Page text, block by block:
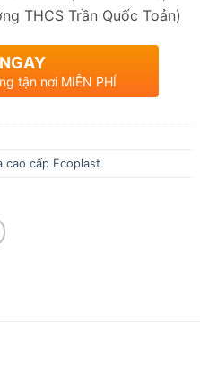
THCS Trần Quốc Toản)
tận nơi MIỄN PHÍ
cao cấp Ecoplast